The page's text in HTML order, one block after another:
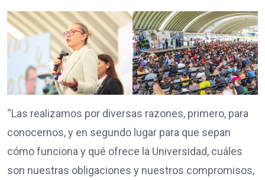
“Las realizamos por diversas razones, primero, para
conocernos, y en segundo lugar para que sepan
cómo funciona y qué ofrece la Universidad, cuáles
son nuestras obligaciones y nuestros compromisos,